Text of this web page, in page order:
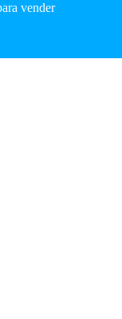
vender